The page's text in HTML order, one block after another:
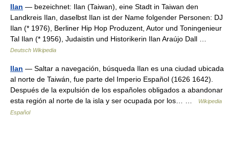
Ilan — bezeichnet: Ilan (Taiwan), eine Stadt in Taiwan den
Landkreis Ilan, daselbst Ilan ist der Name folgender Personen: DJ
Ilan (* 1976), Berliner Hip Hop Produzent, Autor und Toningenieur
Tal Ilan (* 1956), Judaistin und Historikerin Ilan Araújo Dall …
Deutsch Wikipedia
Ilan — Saltar a navegación, búsqueda Ilan es una ciudad ubicada
al norte de Taiwán, fue parte del Imperio Español (1626 1642).
Después de la expulsión de los españoles obligados a abandonar
esta región al norte de la isla y ser ocupada por los… …
Wikipedia
Español